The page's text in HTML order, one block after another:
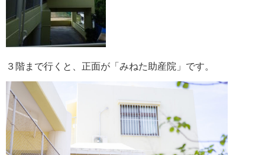
３階まで行くと、正面が「みねた助産院」です。